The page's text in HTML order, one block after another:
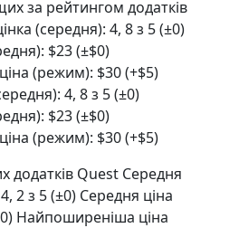
за рейтингом додатків
(середня): 4, 8 з 5 (±0)
$23 (±$0)
(режим): $30 (+$5)
4, 8 з 5 (±0)
$23 (±$0)
(режим): $30 (+$5)
додатків Quest Середня
2 з 5 (±0) Середня ціна
Найпоширеніша ціна